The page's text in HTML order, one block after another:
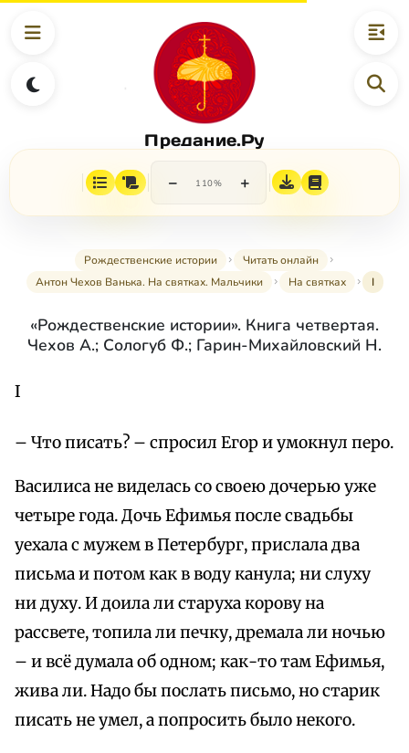
Предание.Ру
− 110% +
Рождественские истории
Читать онлайн
Антон Чехов Ванька. На cвятках. Мальчики
На святках I
«Рождественские истории». Книга четвертая.
Чехов А.; Сологуб Ф.; Гарин-Михайловский Н.
I
– Что писать? – спросил Егор и умокнул перо.
Василиса не виделась со своею дочерью уже
четыре года. Дочь Ефимья после свадьбы
уехала с мужем в Петербург, прислала два
письма и потом как в воду канула; ни слуху
ни духу. И доила ли старуха корову на
рассвете, топила ли печку, дремала ли ночью
– и всё думала об одном; как-то там Ефимья,
жива ли. Надо бы послать письмо, но старик
писать не умел, а попросить было некого.